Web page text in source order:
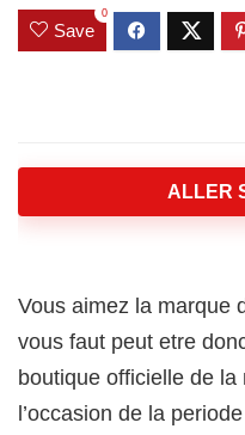
Save
0
ALLER
Vous aimez la marque
vous faut peut etre
boutique officielle de la
l’occasion de la